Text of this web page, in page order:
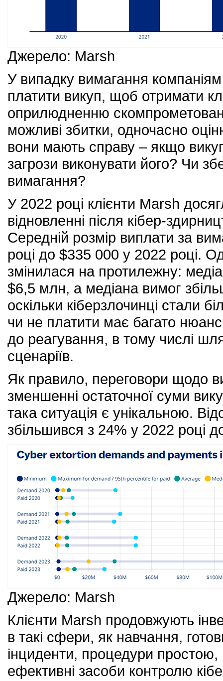
Джерело: Marsh
У випадку вимагання
платити викуп, щоб отримати
оприлюдненню
можливі збитки, одночасно
вони мають справу – якщо
загрози виконувати його? Чи
вимагання?
У 2022 році клієнти Marsh
відновленні після кібер-
Середній розмір виплати за
році до $335 000 у 2022 році.
змінилася на протилежну:
$6,5 млн, а медіана вимог
оскільки кіберзлочинці стали
чи не платити має багато
до реагування, в тому числі
сценаріїв.
Як правило, переговори щодо
зменшенні остаточної суми
така ситуація є унікальною.
збільшився з 24% у 2022 році
Джерело: Marsh
Клієнти Marsh продовжують
в такі сфери, як навчання,
інциденти, процедури простою,
ефективні засоби контролю